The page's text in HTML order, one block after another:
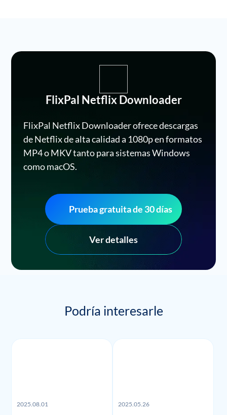
FlixPal Netflix Downloader
FlixPal Netflix Downloader ofrece descargas
de Netflix de alta calidad a 1080p en formatos
MP4 o MKV tanto para sistemas Windows
como macOS.
Prueba gratuita de 30 días
Ver detalles
Podría interesarle
2025.08.01 2025.05.26